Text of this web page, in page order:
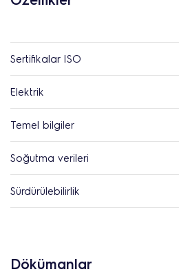
Sertifikalar ISO
Elektrik
Temel bilgiler
Soğutma verileri
Sürdürülebilirlik
Dökümanlar